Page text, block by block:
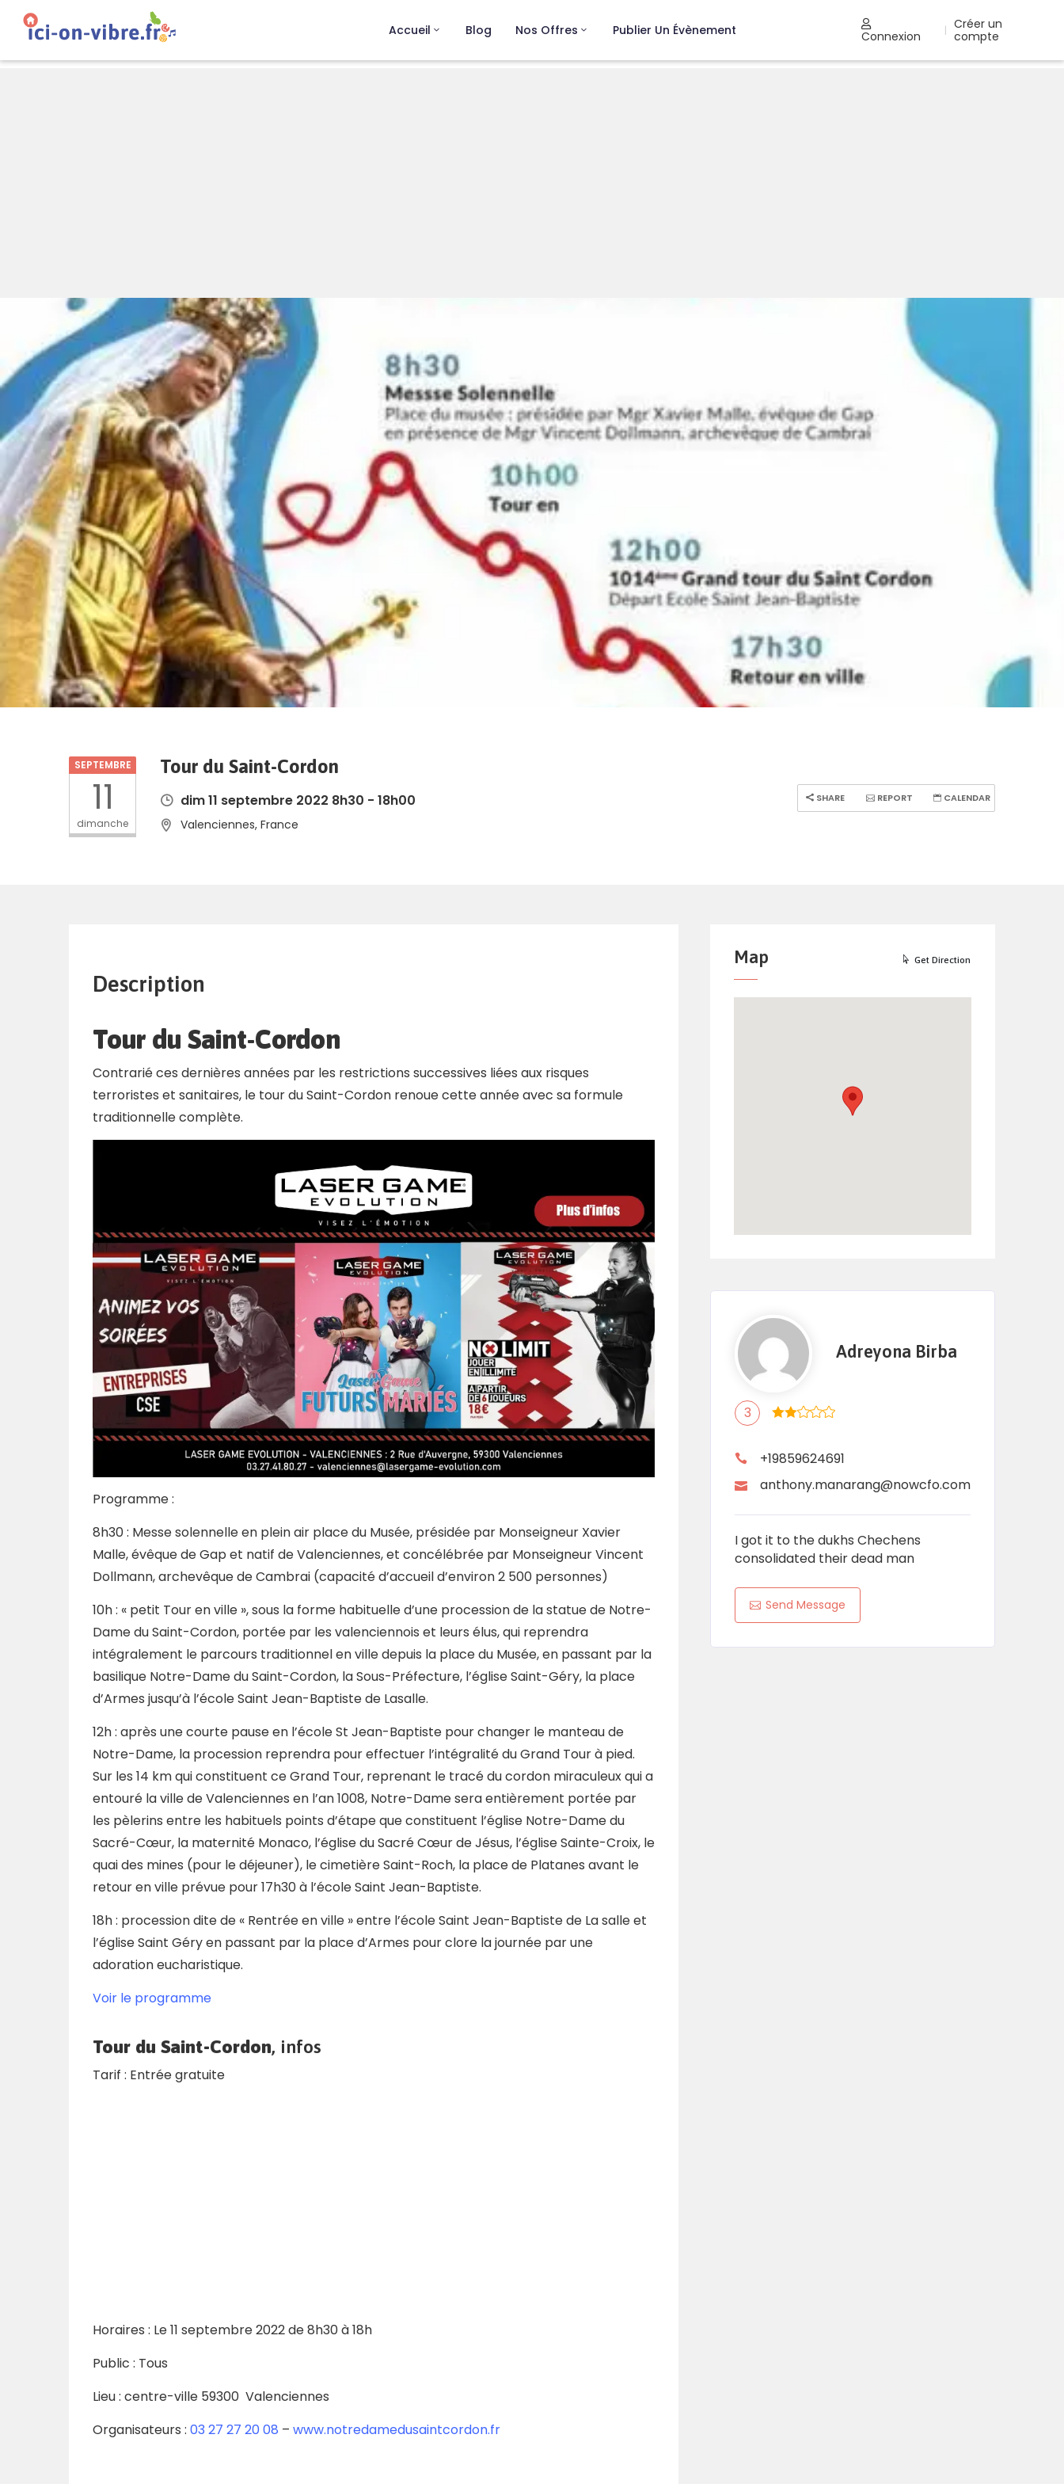
Accueil Blog Nos Offres Publier Un Évènement Connexion
Créer un
compte
SEPTEMBRE
11
dimanche
Tour du Saint-Cordon
dim 11 septembre 2022 8h30 - 18h00
Valenciennes, France
SHARE REPORT CALENDAR
Description
Tour du Saint-Cordon
Contrarié ces dernières années par les restrictions successives liées aux risques
terroristes et sanitaires, le tour du Saint-Cordon renoue cette année avec sa formule
traditionnelle complète.
Programme :
8h30 : Messe solennelle en plein air place du Musée, présidée par Monseigneur Xavier
Malle, évêque de Gap et natif de Valenciennes, et concélébrée par Monseigneur Vincent
Dollmann, archevêque de Cambrai (capacité d’accueil d’environ 2 500 personnes)
10h : « petit Tour en ville », sous la forme habituelle d’une procession de la statue de Notre-
Dame du Saint-Cordon, portée par les valenciennois et leurs élus, qui reprendra
intégralement le parcours traditionnel en ville depuis la place du Musée, en passant par la
basilique Notre-Dame du Saint-Cordon, la Sous-Préfecture, l’église Saint-Géry, la place
d’Armes jusqu’à l’école Saint Jean-Baptiste de Lasalle.
12h : après une courte pause en l’école St Jean-Baptiste pour changer le manteau de
Notre-Dame, la procession reprendra pour effectuer l’intégralité du Grand Tour à pied.
Sur les 14 km qui constituent ce Grand Tour, reprenant le tracé du cordon miraculeux qui a
entouré la ville de Valenciennes en l’an 1008, Notre-Dame sera entièrement portée par
les pèlerins entre les habituels points d’étape que constituent l’église Notre-Dame du
Sacré-Cœur, la maternité Monaco, l’église du Sacré Cœur de Jésus, l’église Sainte-Croix, le
quai des mines (pour le déjeuner), le cimetière Saint-Roch, la place de Platanes avant le
retour en ville prévue pour 17h30 à l’école Saint Jean-Baptiste.
18h : procession dite de « Rentrée en ville » entre l’école Saint Jean-Baptiste de La salle et
l’église Saint Géry en passant par la place d’Armes pour clore la journée par une
adoration eucharistique.
Voir le programme
Tour du Saint-Cordon, infos
Tarif : Entrée gratuite
Horaires : Le11 septembre 2022 de 8h30 à 18h
Public : Tous
Lieu : centre-ville 59300 Valenciennes
Organisateurs : 03 27 27 20 08 – www.notredamedusaintcordon.fr
Map Get Direction
Adreyona Birba
3
+19859624691
anthony.manarang@nowcfo.com
I got it to the dukhs Chechens
consolidated their dead man
Send Message